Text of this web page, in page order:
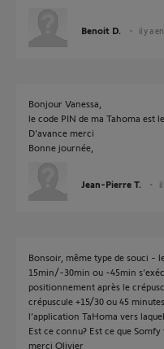
Benoit D. il y a
Bonjour Vanessa,
le code PIN de ma Tahoma est
D'avance merci
Bonne journée,
Jean-Pierre T.
Bonsoir, même type de souci -
15min/-30min ou -45min
positionnement après le
crépuscule +15/30 ou 45
l’application TaHoma vers
Est ce connu? Est ce que
merci Olivier